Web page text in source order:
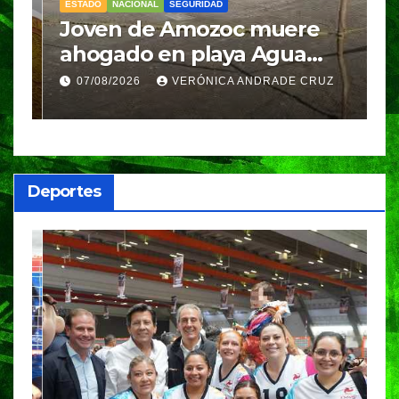
ESTADO NACIONAL SEGURIDAD
Joven de Amozoc muere
ahogado en playa Agua
Azul, en Cazones, Veracruz
07/08/2026 VERÓNICA ANDRADE CRUZ
Deportes